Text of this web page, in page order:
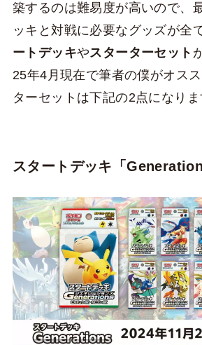
築するのは難易度が高いので、
ッキと対戦に必要なグッズが全
ートデッキやスターターセット
25年4月現在で筆者の僕がオス
ターセットは下記の2点になりま
スタートデッキ「